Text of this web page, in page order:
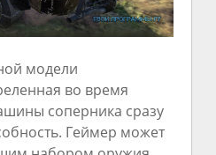
модели
во время
соперника сразу
Геймер может